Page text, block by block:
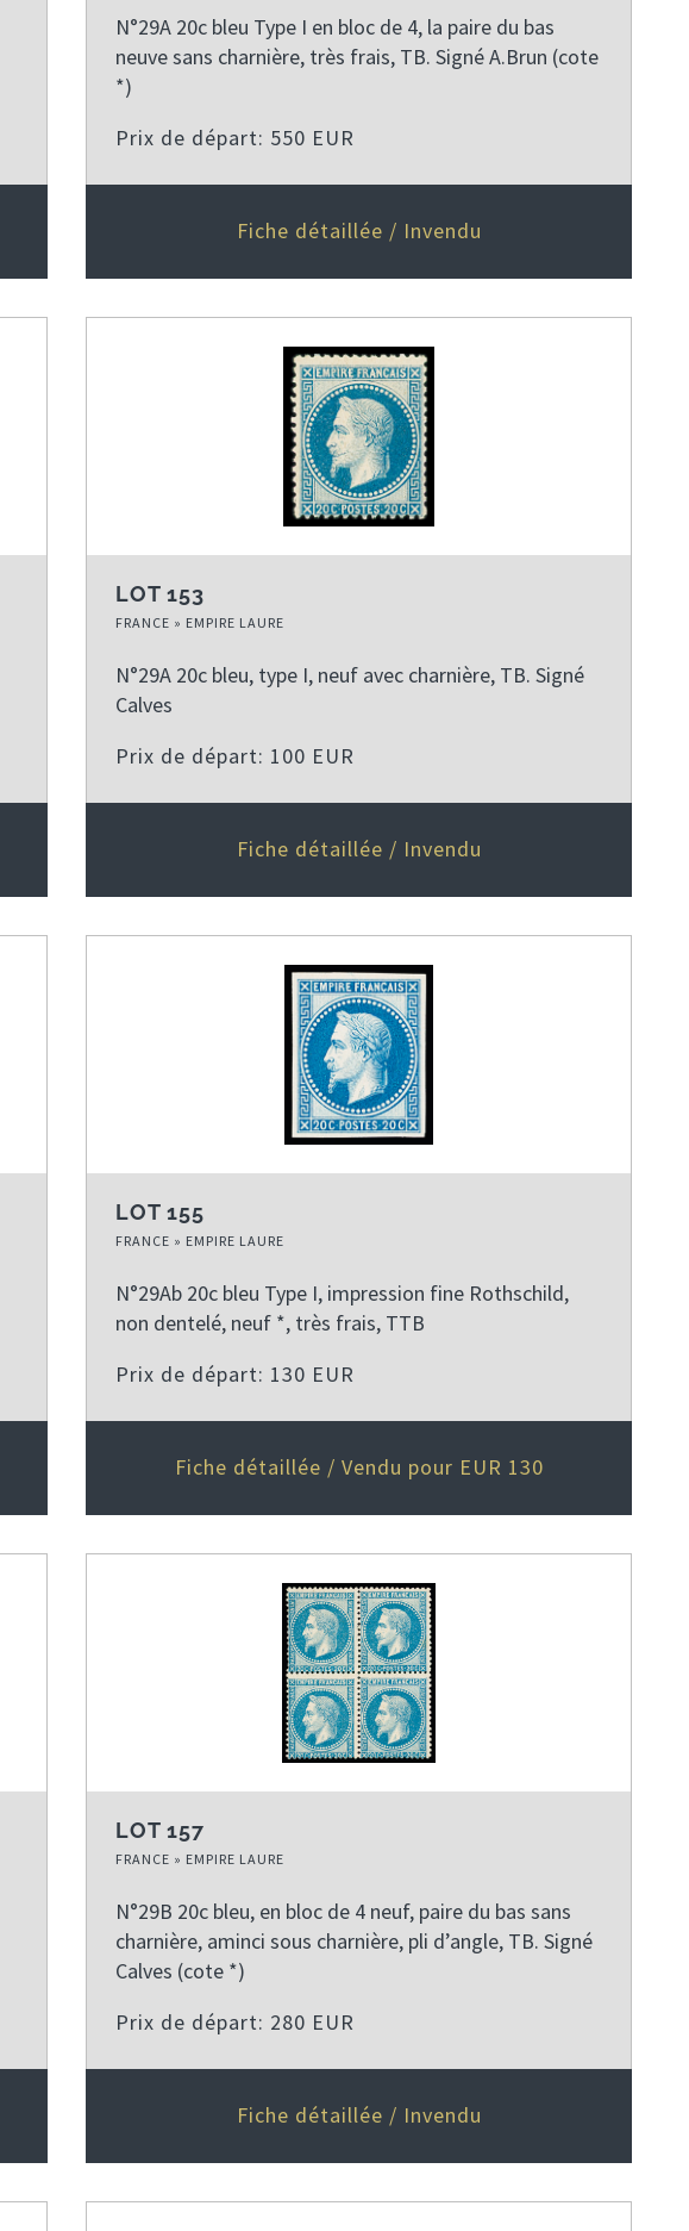
N°29A 20c bleu Type I en bloc de 4, la paire du bas
neuve sans charnière, très frais, TB. Signé A.Brun (cote
*)
Prix de départ: 550 EUR
Fiche détaillée / Invendu
LOT 153
FRANCE » EMPIRE LAURE
N°29A 20c bleu, type I, neuf avec charnière, TB. Signé
Calves
Prix de départ: 100 EUR
Fiche détaillée / Invendu
LOT 155
FRANCE » EMPIRE LAURE
N°29Ab 20c bleu Type I, impression fine Rothschild,
non dentelé, neuf *, très frais, TTB
Prix de départ: 130 EUR
Fiche détaillée / Vendu pour EUR 130
LOT 157
FRANCE » EMPIRE LAURE
N°29B 20c bleu, en bloc de 4 neuf, paire du bas sans
charnière, aminci sous charnière, pli d’angle, TB. Signé
Calves (cote *)
Prix de départ: 280 EUR
Fiche détaillée / Invendu